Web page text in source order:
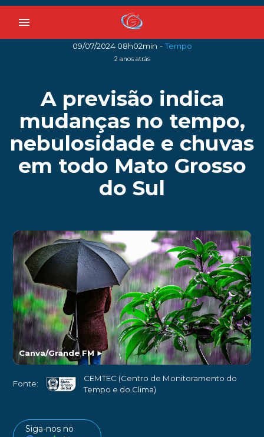
menu
09/07/2024 08h02min -Tempo
2 anos atrás
A previsão indica
mudanças no tempo,
nebulosidade e chuvas
em todo Mato Grosso
do Sul
Canva/Grande FM►
Fonte:
CEMTEC (Centro de Monitoramento do
Tempo e do Clima)
Siga-nos no